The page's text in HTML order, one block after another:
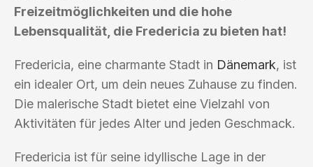
Freizeitmöglichkeiten und die hohe
Lebensqualität, die Fredericia zu bieten hat!
Fredericia, eine charmante Stadt in Dänemark, ist
ein idealer Ort, um dein neues Zuhause zu finden.
Die malerische Stadt bietet eine Vielzahl von
Aktivitäten für jedes Alter und jeden Geschmack.
Fredericia ist für seine idyllische Lage in der